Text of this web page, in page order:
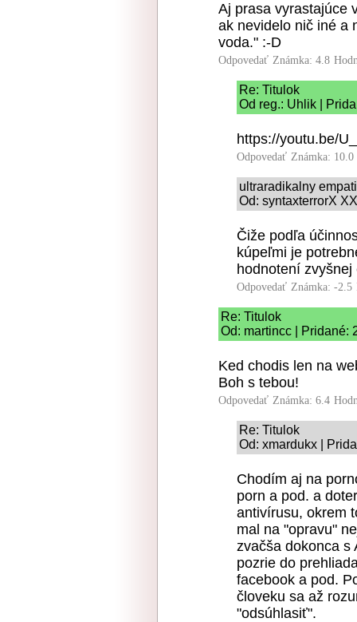
Aj prasa vyrastajúce
ak nevidelo nič iné a
voda." :-D
Odpovedať Známka: 4.8
Re: Titulok
Od reg.: Uhlik |
https://youtu.be/
Odpovedať Známka: 10.0
ultraradikalny
Od: syntaxterrorX
Čiže podľa
kúpeľmi je
hodnotení
Odpovedať Známka: -2.5
Re: Titulok
Od: martincc | Pridané:
Ked chodis len na
Boh s tebou!
Odpovedať Známka: 6.4
Re: Titulok
Od: xmardukx |
Chodím aj na
porn a pod. a
antivírusu, okrem
mal na "opravu"
zvačša dokonca s
pozrie do
facebook a pod.
človeku sa až
"odsúhlasiť".